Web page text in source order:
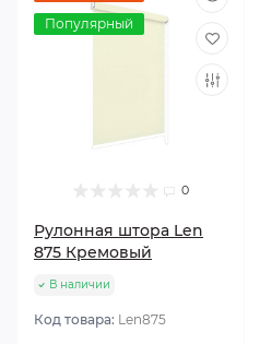
Популярный
0
Рулонная штора Len
875 Кремовый
В наличии
Код товара: Len875